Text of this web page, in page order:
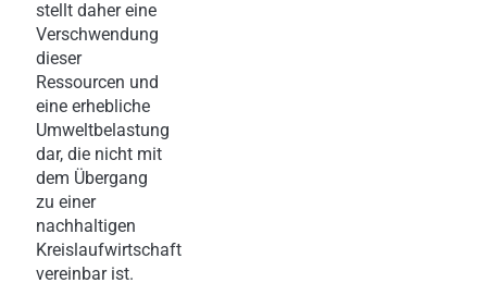
stellt daher eine
Verschwendung
dieser
Ressourcen und
eine erhebliche
Umweltbelastung
dar, die nicht mit
dem Übergang
zu einer
nachhaltigen
Kreislaufwirtschaft
vereinbar ist.